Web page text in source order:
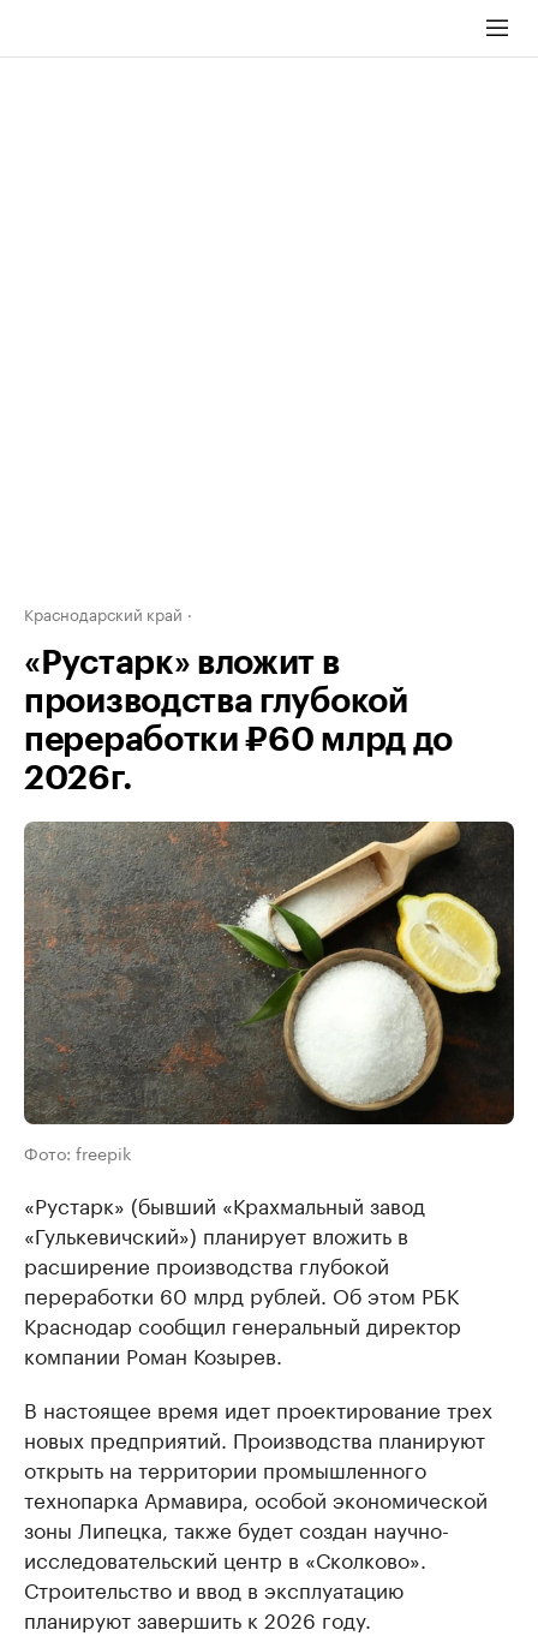
Краснодарский край
«Рустарк» вложит в
производства глубокой
переработки ₽60 млрд до
2026г.
Фото: freepik
«Рустарк» (бывший «Крахмальный завод
«Гулькевичский») планирует вложить в
расширение производства глубокой
переработки 60 млрд рублей. Об этом РБК
Краснодар сообщил генеральный директор
компании Роман Козырев.
В настоящее время идет проектирование трех
новых предприятий. Производства планируют
открыть на территории промышленного
технопарка Армавира, особой экономической
зоны Липецка, также будет создан научно-
исследовательский центр в «Сколково».
Строительство и ввод в эксплуатацию
планируют завершить к 2026 году.